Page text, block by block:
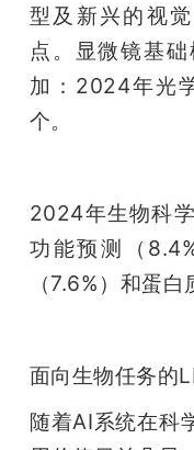
型及新兴的视
点。显微镜基
加：2024年光
个。
2024年生物科
功能预测（
（7.6%）和蛋
面向生物任务的
随着AI系统在科